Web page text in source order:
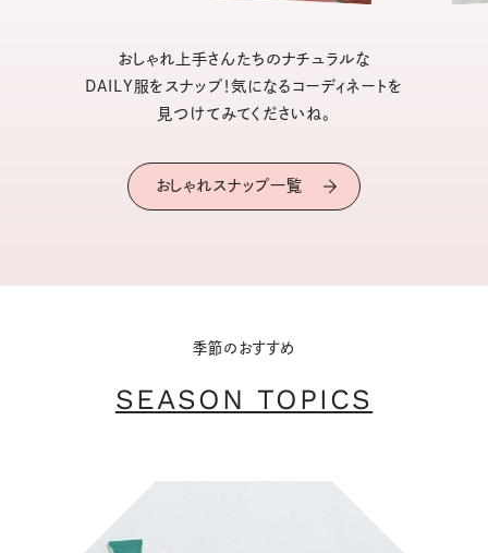
おしゃれ上手さんたちのナチュラルな
DAILY服をスナップ！気になるコーディネートを
見つけてみてくださいね。
おしゃれスナップ一覧
季節のおすすめ
SEASON TOPICS